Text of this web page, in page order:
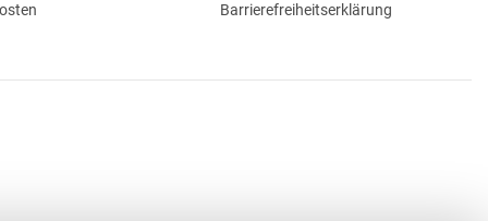
Barrierefreiheitserklärung